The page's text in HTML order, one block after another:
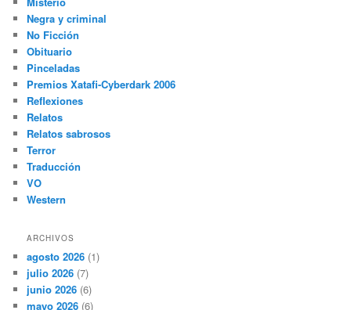
Negra y criminal
No Ficción
Obituario
Pinceladas
Premios Xatafi-Cyberdark 2006
Reflexiones
Relatos
Relatos sabrosos
Terror
Traducción
VO
Western
ARCHIVOS
agosto 2026 (1)
julio 2026 (7)
junio 2026 (6)
mayo 2026 (6)